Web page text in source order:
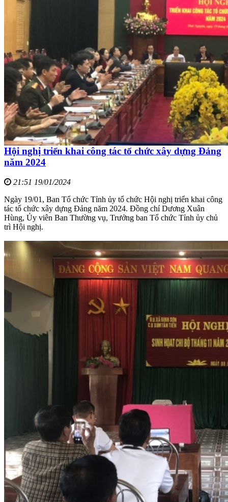
Hội nghị triển khai công tác tổ chức xây dựng Đảng
năm 2024
21:51 19/01/2024
Ngày 19/01, Ban Tổ chức Tỉnh ủy tổ chức Hội nghị triển khai công
tác tổ chức xây dựng Đảng năm 2024. Đồng chí Dương Xuân
Hùng, Ủy viên Ban Thường vụ, Trưởng ban Tổ chức Tỉnh ủy chủ
trì Hội nghị.